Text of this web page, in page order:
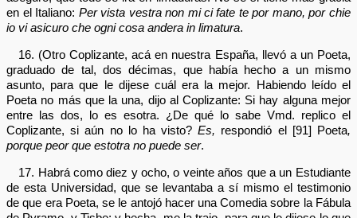
en el Italiano: Per vista vestra non mi ci fate te por mano, por chie
io vi asicuro che ogni cosa andera in limatura.
16. (Otro Coplizante, acá en nuestra España, llevó a un Poeta,
graduado de tal, dos décimas, que había hecho a un mismo
asunto, para que le dijese cuál era la mejor. Habiendo leído el
Poeta no más que la una, dijo al Coplizante: Si hay alguna mejor
entre las dos, lo es esotra. ¿De qué lo sabe Vmd. replico el
Coplizante, si aún no lo ha visto?Es, respondió el [91] Poeta,
porque peor que estotra no puede ser.
17. Habrá como diez y ocho, o veinte años que a un Estudiante
de esta Universidad, que se levantaba a sí mismo el testimonio
de que era Poeta, se le antojó hacer una Comedia sobre la Fábula